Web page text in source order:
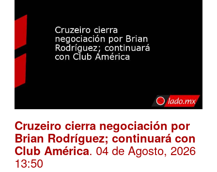
Cruzeiro cierra negociación por
Brian Rodríguez; continuará con
Club América. 04 de Agosto, 2026
13:50